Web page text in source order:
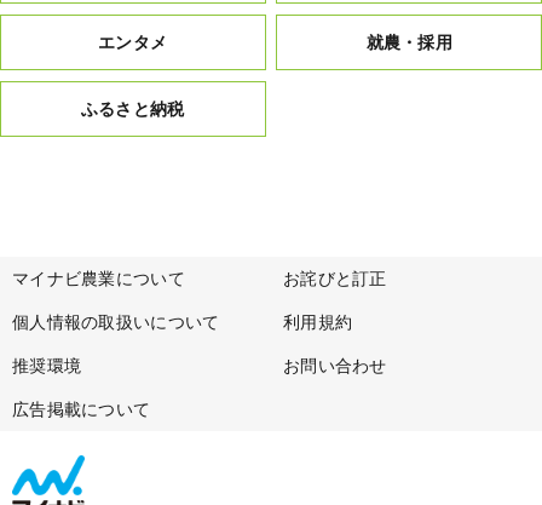
エンタメ 就農・採用
ふるさと納税
マイナビ農業について お詫びと訂正
個人情報の取扱いについて 利用規約
推奨環境 お問い合わせ
広告掲載について